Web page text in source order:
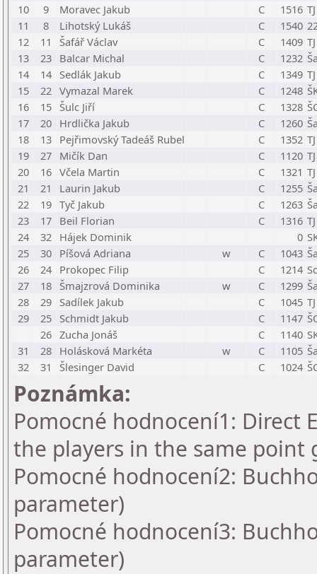
10
9 Moravec Jakub C 1516
11
8 Lihotský Lukáš C 1540
12
11 Šafář Václav C 1409
13
23 Balcar Michal C 1232
14
14 Sedlák Jakub C 1349
15
22 Vymazal Marek C 1248
16
15 Šulc Jiří C 1328
17
20 Hrdlička Jakub C 1260
18
13 Pejřimovský Tadeáš Rubel C 1352
19
27 Mičík Dan C 1120
20
16 Včela Martin C 1321
21
21 Laurin Jakub C 1255
22
19 Tyč Jakub C 1263
23
17 Beil Florian C 1316
24
32 Hájek Dominik 0
25
30 Píšová Adriana w C 1043
26
24 Prokopec Filip C 1214
27
18 Šmajzrová Dominika w C 1299
28
29 Sadílek Jakub C 1045
29
25 Schmidt Jakub C 1147
26 Zucha Jonáš C 1140
31
28 Holásková Markéta w C 1105
32
31 Šlesinger David C 1024
Poznámka:
Pomocné hodnocení1: Direct
the players in the same point
Pomocné hodnocení2:
parameter)
Pomocné hodnocení3:
parameter)